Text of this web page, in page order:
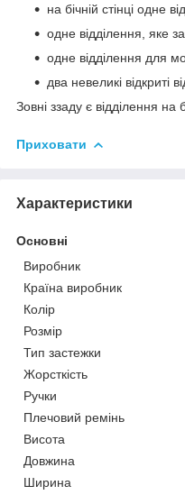
на бічній стінці одне
одне відділення, яке
одне відділення для
два невеликі відкриті
Зовні ззаду є відділення на
Приховати
Характеристики
Основні
Виробник
Країна виробник
Колір
Розмір
Тип застежки
Жорсткість
Ручки
Плечовий ремінь
Висота
Довжина
Ширина